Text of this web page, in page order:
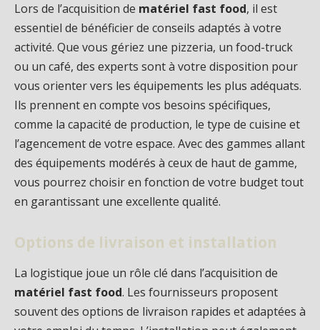
Lors de l’acquisition de matériel fast food, il est
essentiel de bénéficier de conseils adaptés à votre
activité. Que vous gériez une pizzeria, un food-truck
ou un café, des experts sont à votre disposition pour
vous orienter vers les équipements les plus adéquats.
Ils prennent en compte vos besoins spécifiques,
comme la capacité de production, le type de cuisine et
l’agencement de votre espace. Avec des gammes allant
des équipements modérés à ceux de haut de gamme,
vous pourrez choisir en fonction de votre budget tout
en garantissant une excellente qualité.
Options de livraison et installation
La logistique joue un rôle clé dans l’acquisition de
matériel fast food. Les fournisseurs proposent
souvent des options de livraison rapides et adaptées à